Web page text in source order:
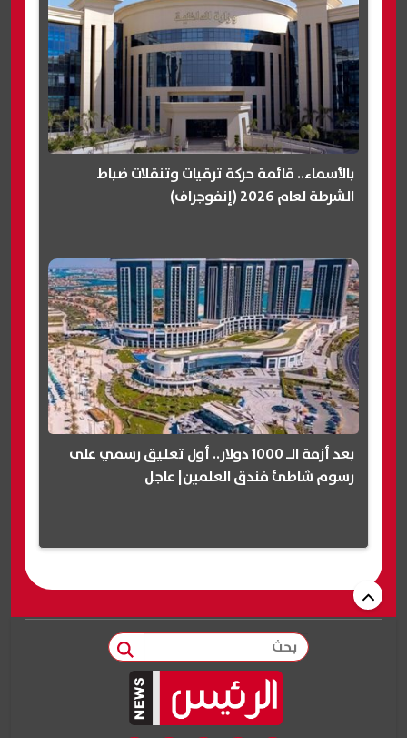
بالأسماء.. قائمة حركة ترقيات وتنقلات ضباط
الشرطة لعام 2026 (إنفوجراف)
بعد أزمة الـ 1000 دولار.. أول تعليق رسمي على
رسوم شاطئ فندق العلمين| عاجل
بحث